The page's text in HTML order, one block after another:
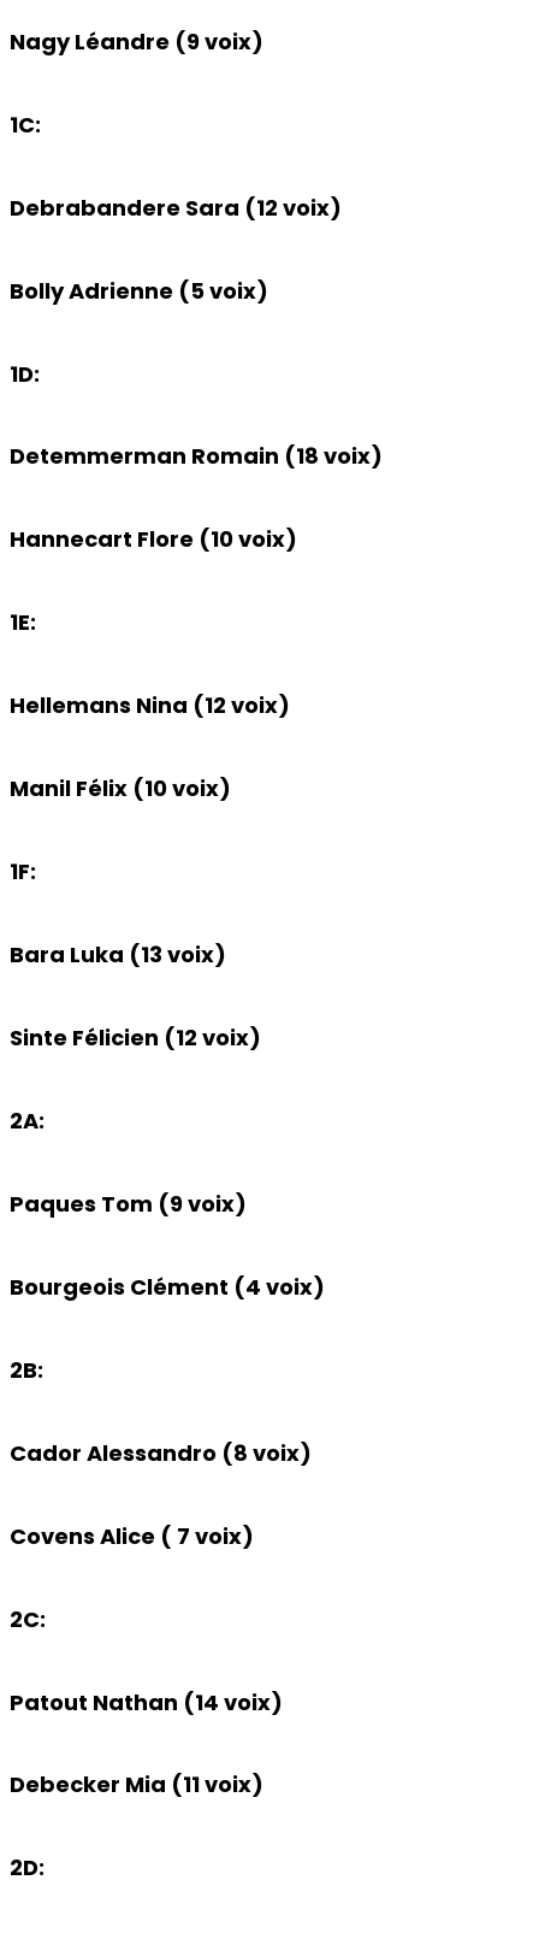
Nagy Léandre (9 voix)
1C:
Debrabandere Sara (12 voix)
Bolly Adrienne (5 voix)
1D:
Detemmerman Romain (18 voix)
Hannecart Flore (10 voix)
1E:
Hellemans Nina (12 voix)
Manil Félix (10 voix)
1F:
Bara Luka (13 voix)
Sinte Félicien (12 voix)
2A:
Paques Tom (9 voix)
Bourgeois Clément (4 voix)
2B:
Cador Alessandro (8 voix)
Covens Alice ( 7 voix)
2C:
Patout Nathan (14 voix)
Debecker Mia (11 voix)
2D: